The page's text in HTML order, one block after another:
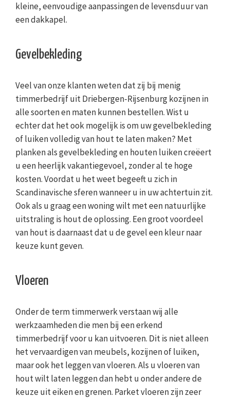
kleine, eenvoudige aanpassingen de levensduur van
een dakkapel.
Gevelbekleding
Veel van onze klanten weten dat zij bij menig
timmerbedrijf uit Driebergen-Rijsenburg kozijnen in
alle soorten en maten kunnen bestellen. Wist u
echter dat het ook mogelijk is om uw gevelbekleding
of luiken volledig van hout te laten maken? Met
planken als gevelbekleding en houten luiken creëert
u een heerlijk vakantiegevoel, zonder al te hoge
kosten. Voordat u het weet begeeft u zich in
Scandinavische sferen wanneer u in uw achtertuin zit.
Ook als u graag een woning wilt met een natuurlijke
uitstraling is hout de oplossing. Een groot voordeel
van hout is daarnaast dat u de gevel een kleur naar
keuze kunt geven.
Vloeren
Onder de term timmerwerk verstaan wij alle
werkzaamheden die men bij een erkend
timmerbedrijf voor u kan uitvoeren. Dit is niet alleen
het vervaardigen van meubels, kozijnen of luiken,
maar ook het leggen van vloeren. Als u vloeren van
hout wilt laten leggen dan hebt u onder andere de
keuze uit eiken en grenen. Parket vloeren zijn zeer